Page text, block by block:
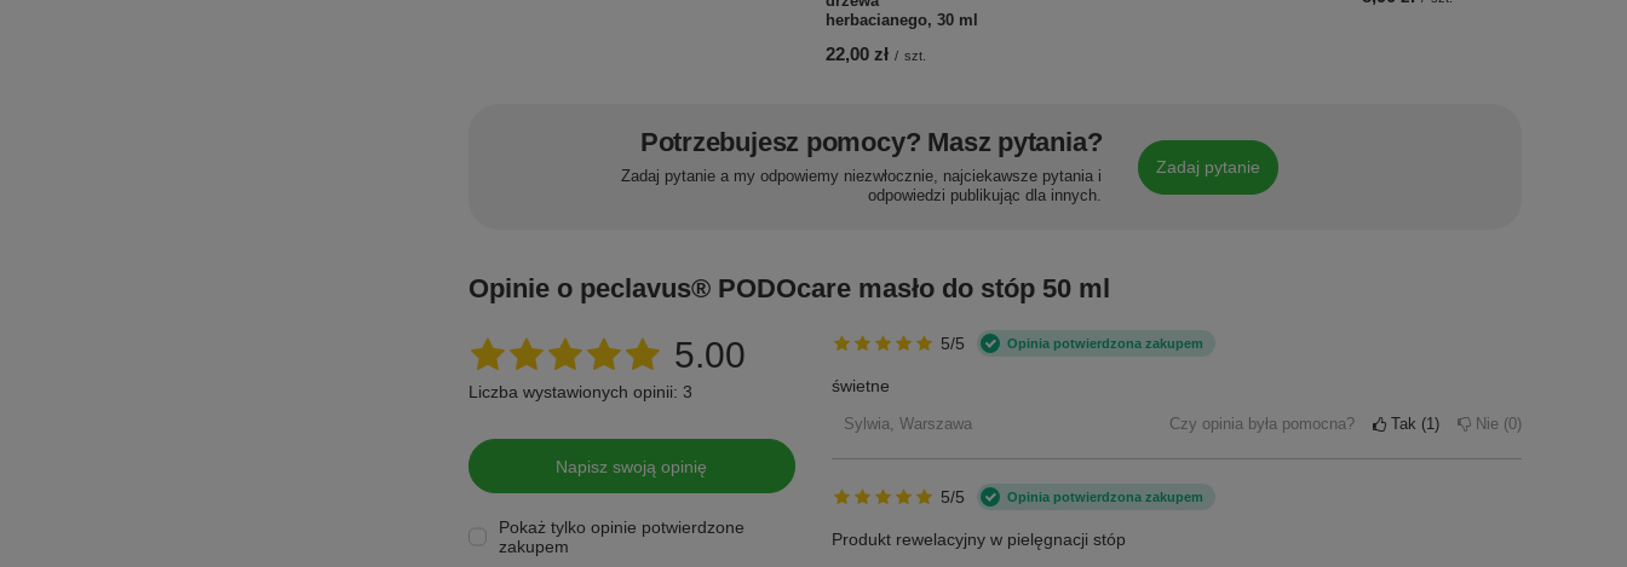
herbacianego, 30 ml
22,00 zł / szt.
Potrzebujesz pomocy? Masz pytania?
Zadaj pytanie a my odpowiemy niezwłocznie, najciekawsze pytania i
odpowiedzi publikując dla innych.
Zadaj pytanie
Opinie o peclavus® PODOcare masło do stóp 50 ml
5.00
Liczba wystawionych opinii: 3
Napisz swoją opinię
Pokaż tylko opinie potwierdzone
zakupem
5/5 Opinia potwierdzona zakupem
świetne
Sylwia, Warszawa Czy opinia była pomocna? Tak 1 Nie 0
5/5 Opinia potwierdzona zakupem
Produkt rewelacyjny w pielęgnacji stóp